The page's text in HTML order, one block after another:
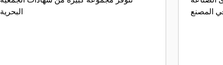
البحرية
المصنع